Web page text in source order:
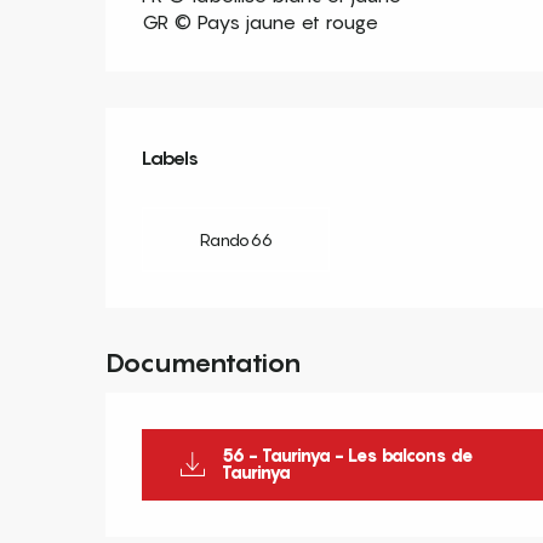
GR © Pays jaune et rouge
Offres de prestations
Labels
Labels
Rando66
Documentation
56 - Taurinya - Les balcons de
Taurinya